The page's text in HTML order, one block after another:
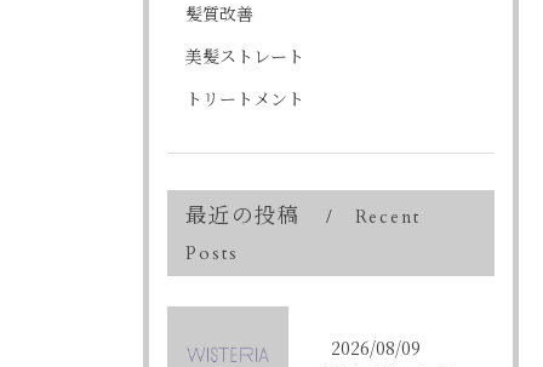
髪質改善
美髪ストレート
トリートメント
最近の投稿
Recent
Posts
2026/08/09